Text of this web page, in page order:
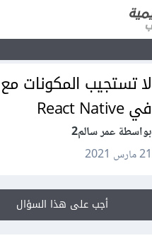
في React Native
بواسطة عمر سالم2
21 مارس 2021
أجب على هذا السؤال